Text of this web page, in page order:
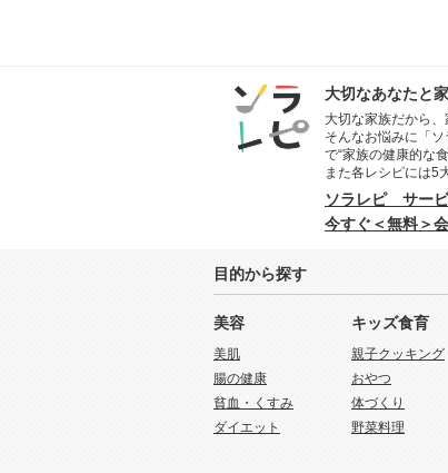
大切なあなたと
大切な家族だから
そんなお悩みに「
で“家族の健康的な
また各レシピには5
ソラレピ サー
今すぐ＜無料＞
目的から探す
美容
美肌
腸の健康
貧血・くすみ
ダイエット
キッズ食育
親子クッキング
おやつ
体づくり
野菜料理